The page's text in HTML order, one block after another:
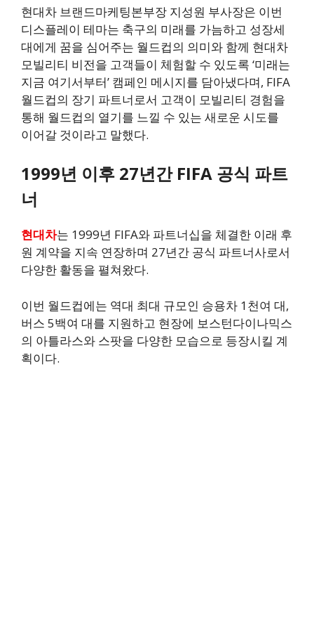
현대차 브랜드마케팅본부장 지성원 부사장은 이번
디스플레이 테마는 축구의 미래를 가늠하고 성장세
대에게 꿈을 심어주는 월드컵의 의미와 함께 현대차
모빌리티 비전을 고객들이 체험할 수 있도록 ‘미래는
지금 여기서부터’ 캠페인 메시지를 담아냈다며, FIFA
월드컵의 장기 파트너로서 고객이 모빌리티 경험을
통해 월드컵의 열기를 느낄 수 있는 새로운 시도를
이어갈 것이라고 말했다.
1999년 이후 27년간 FIFA 공식 파트
너
현대차는 1999년 FIFA와 파트너십을 체결한 이래 후
원 계약을 지속 연장하며 27년간 공식 파트너사로서
다양한 활동을 펼쳐왔다.
이번 월드컵에는 역대 최대 규모인 승용차 1천여 대,
버스 5백여 대를 지원하고 현장에 보스턴다이나믹스
의 아틀라스와 스팟을 다양한 모습으로 등장시킬 계
획이다.